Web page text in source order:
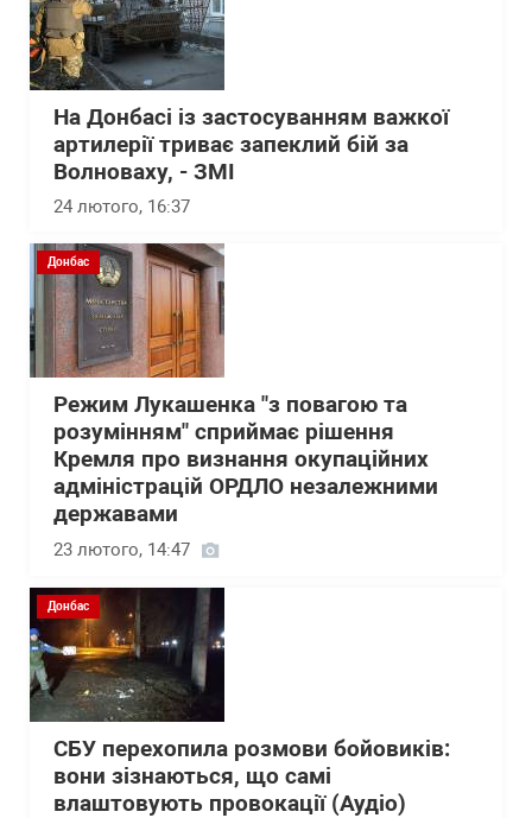
На Донбасі із застосуванням важкої
артилерії триває запеклий бій за
Волноваху, - ЗМІ
24 лютого, 16:37
Донбас
Режим Лукашенка "з повагою та
розумінням" сприймає рішення
Кремля про визнання окупаційних
адміністрацій ОРДЛО незалежними
державами
23 лютого, 14:47
Донбас
СБУ перехопила розмови бойовиків:
вони зізнаються, що самі
влаштовують провокації (Аудіо)